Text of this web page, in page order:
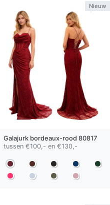
Nieuw
Galajurk bordeaux-rood 80817
tussen €100,- en €130,-